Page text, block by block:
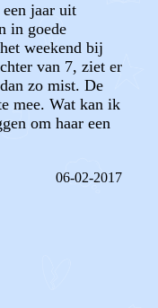
jaar uit
in goede
weekend bij
van 7, ziet er
zo mist. De
mee. Wat kan ik
om haar een
06-02-2017